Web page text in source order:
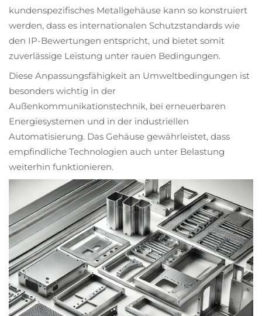
kundenspezifisches Metallgehäuse kann so konstruiert
werden, dass es internationalen Schutzstandards wie
den IP-Bewertungen entspricht, und bietet somit
zuverlässige Leistung unter rauen Bedingungen.
Diese Anpassungsfähigkeit an Umweltbedingungen ist
besonders wichtig in der
Außenkommunikationstechnik, bei erneuerbaren
Energiesystemen und in der industriellen
Automatisierung. Das Gehäuse gewährleistet, dass
empfindliche Technologien auch unter Belastung
weiterhin funktionieren.